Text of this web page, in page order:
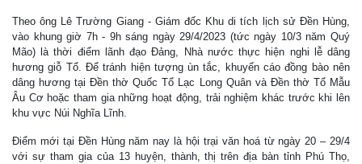
Theo ông Lê Trường Giang - Giám đốc Khu di tích lịch sử Đền Hùng,
vào khung giờ 7h - 9h sáng ngày 29/4/2023 (tức ngày 10/3 năm Quý
Mão) là thời điểm lãnh đạo Đảng, Nhà nước thực hiện nghi lễ dâng
hương giỗ Tổ. Để tránh hiện tượng ùn tắc, khuyến cáo đồng bào nên
dâng hương tại Đền thờ Quốc Tổ Lạc Long Quân và Đền thờ Tổ Mẫu
Âu Cơ hoặc tham gia những hoạt động, trải nghiệm khác trước khi lên
khu vực Núi Nghĩa Lĩnh.
Điểm mới tại Đền Hùng năm nay là hội trại văn hoá từ ngày 20 – 29/4
với sự tham gia của 13 huyện, thành, thị trên địa bàn tỉnh Phú Thọ,